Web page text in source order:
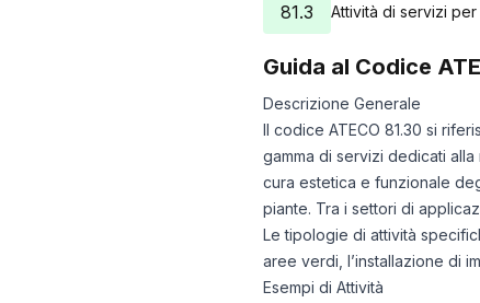
81.3
Attività di servizi
Guida al Codice
Descrizione Generale
Il codice ATECO 81.30 si
gamma di servizi dedicati
cura estetica e funzionale
piante. Tra i settori di
Le tipologie di attività
aree verdi, l’installazione di
Esempi di Attività